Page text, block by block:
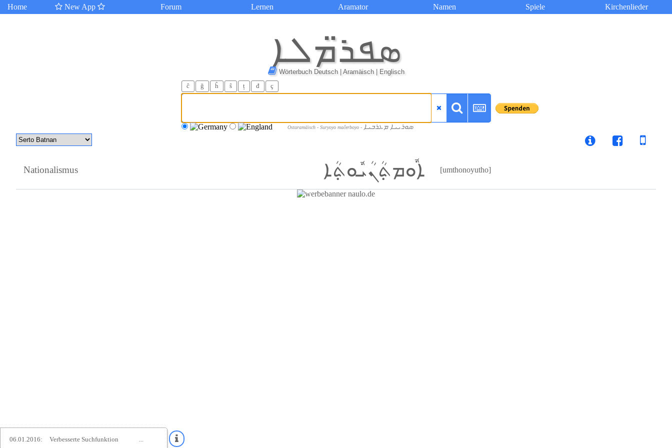
Home New App Forum Lernen Aramator Namen Spiele Kirchenlieder
ܣܦܪ̈ܡܠܐ
Wörterbuch Deutsch | Aramäisch | Englisch
ĉ ğ ĥ ŝ ț đ ç
Ostaramäisch - Suryoyo maĉerboyo - ܣܘܪܝܝܐ ܡܥܪܒܝܐ
Nationalismus ܐܽܘܡܬ݂ܳܢܳܝܽܘܬ݂ܳܐ [umthonoyutho]
06.01.2016: Verbesserte Suchfunktion ...